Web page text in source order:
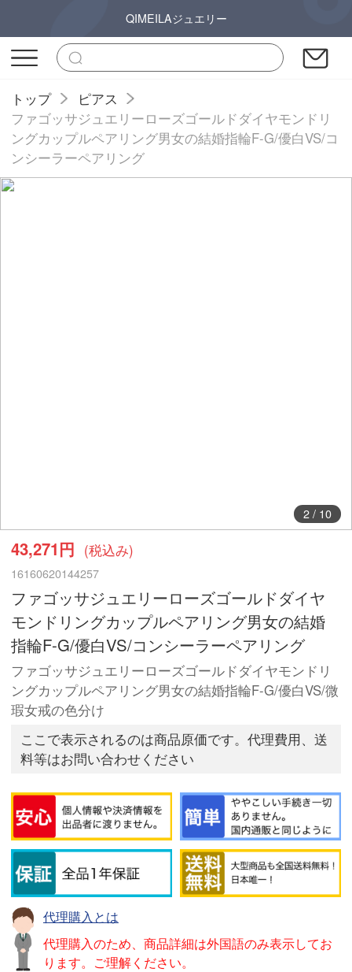
QIMEILAジュエリー
トップ
ピアス
ファゴッサジュエリーローズゴールドダイヤモンドリ
ングカップルペアリング男女の結婚指輪F-G/優白VS/コ
ンシーラーペアリング
3/ 10
43,271円 (税込み)
16160620144257
ファゴッサジュエリーローズゴールドダイヤ
モンドリングカップルペアリング男女の結婚
指輪F-G/優白VS/コンシーラーペアリング
ファゴッサジュエリーローズゴールドダイヤモンドリ
ングカップルペアリング男女の結婚指輪F-G/優白VS/微
瑕女戒の色分け
ここで表示されるのは商品原価です。代理費用、送
料等はお問い合わせください
代理購入とは
代理購入のため、商品詳細は外国語のみ表示してお
ります。ご理解ください。